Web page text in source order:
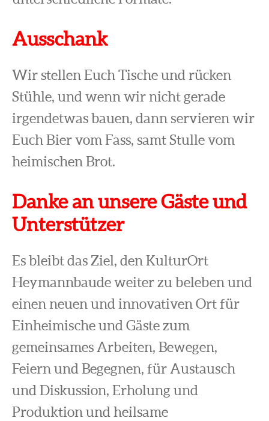
Ausschank
Wir stellen Euch Tische und rücken
Stühle, und wenn wir nicht gerade
irgendetwas bauen, dann servieren wir
Euch Bier vom Fass, samt Stulle vom
heimischen Brot.
Danke an unsere Gäste und
Unterstützer
Es bleibt das Ziel, den KulturOrt
Heymannbaude weiter zu beleben und
einen neuen und innovativen Ort für
Einheimische und Gäste zum
gemeinsames Arbeiten, Bewegen,
Feiern und Begegnen, für Austausch
und Diskussion, Erholung und
Produktion und heilsame